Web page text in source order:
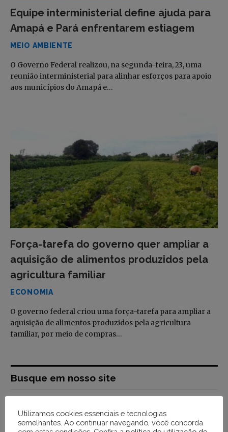
Equipe interministerial define ajuda para
Amapá e Pará enfrentarem estiagem
MEIO AMBIENTE
O Governo Federal realizou, na segunda-feira, 23, uma
reunião interministerial para alinhar esforços para apoio
aos municípios do Amapá e…
Força-tarefa do governo quer ampliar a
aquisição de alimentos produzidos pela
agricultura familiar
ECONOMIA
O governo federal criou uma força-tarefa para ampliar a
aquisição de alimentos produzidos pela agricultura
familiar, por meio de compras…
Busque em nosso site
Utilizamos cookies essenciais e tecnologias
semelhantes. Ao continuar navegando, você concorda